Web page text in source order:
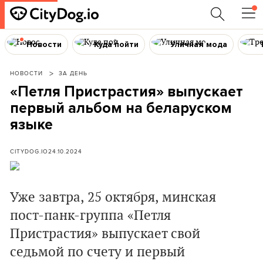
Новости Куда пойти Уличная мода
НОВОСТИ ЗА ДЕНЬ
«Петля Пристрастия» выпускает
первый альбом на беларуском
языке
CITYDOG.IO24.10.2024
Уже завтра, 25 октября, минская
пост-панк-группа «Петля
Пристрастия» выпускает свой
седьмой по счету и первый